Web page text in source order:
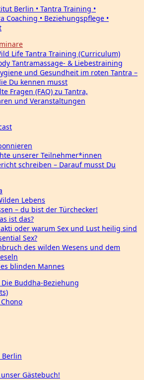
Life Tantra Training (Curriculum)
Tantramassage- & Liebestraining
und Gesundheit im roten Tantra –
Du kennen musst
Fragen (FAQ) zu Tantra,
und Veranstaltungen
unserer Teilnehmer*innen
schreiben – Darauf musst Du
Lebens
– du bist der Türchecker!
ist das?
oder warum Sex und Lust heilig sind
Sex?
des wilden Wesens und dem
blinden Mannes
Die Buddha-Beziehung
Gästebuch!